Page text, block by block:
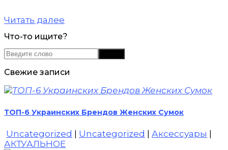
Читать далее
Что-то ищите?
Свежие записи
ТОП-6 Украинских Брендов Женских Сумок
Uncategorized Uncategorized Аксессуары
АКТУАЛЬНОЕ